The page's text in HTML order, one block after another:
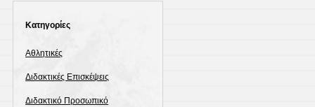
Kατηγορίες
Αθλητικές
Διδακτικές Επισκέψεις
Διδακτικό Προσωπικό